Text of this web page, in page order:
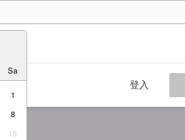
Sa
1
8
15
登入